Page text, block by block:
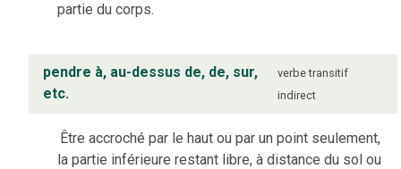
partie du corps.
pendre à, au-dessus de, de, sur,
etc.
verbe transitif
indirect
Être accroché par le haut ou par un point seulement,
la partie inférieure restant libre, à distance du sol ou